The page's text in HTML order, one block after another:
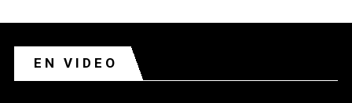
EN VIDEO